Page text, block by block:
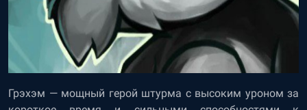
Грэхэм — мощный герой штурма с высоким уроном за